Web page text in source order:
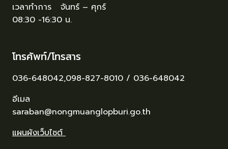
เวลาทำการ จันทร์ – ศุกร์
08:30 -16:30 น.
โทรศัพท์/โทรสาร
036-648042,098-827-8010 / 036-648042
อีเมล
saraban@nongmuanglopburi.go.th
แผนผังเว็บไซต์